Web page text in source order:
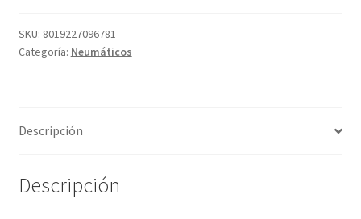
SKU: 8019227096781
Categoría: Neumáticos
Descripción
Descripción